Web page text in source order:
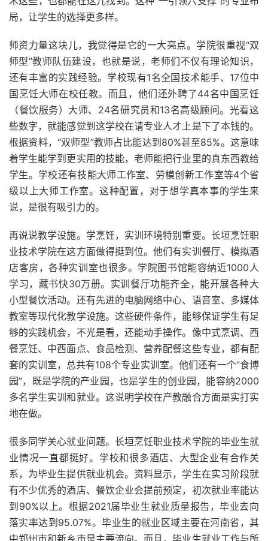
局，让学生的选择更多样。
师资力量这块儿，我觉得是它的一大亮点。学院很重视“双
师型”教师队伍建设，也就是说，老师们不仅有理论知识，
还有丰富的实践经验。学校现有1名全国技术能手、17位中
国烹饪大师在校任教。而且，他们还外聘了44名中国烹饪
（餐饮服务）大师、24名研究员和13名高级顾问。光看这
些数字，就能感觉到这学校在请专业人才上是下了本钱的。
根据资料，“双师型”教师占比能达到80%甚至85%。这意味
着学生能学到更实用的技能，老师能把行业里的真东西教给
学生。学校还有技能大师工作室、劳模创新工作室等4个省
级以上大师工作室。这种配置，对于想学真本事的学生来
说，是很有吸引力的。
再说说教学设施。学烹饪，实训环境特别重要。长垣烹饪职
业技术学院在这方面做得挺到位。他们有实训餐厅、模拟酒
店客房，各种实训室也很多。学院图书馆能容纳近1000人
学习，藏书快30万册。实训餐厅功能齐全，能开展各种大
小型餐饮活动。还有先进的电脑网络中心、语音室、多媒体
教室等现代化教学设施。这些硬件条件，能够保证学生有足
够的实践机会，不光是看，还能动手操作。像中式烹调、西
餐烹饪、中西面点、食品检测、营养配餐这些专业，都有配
套的实训室，总共有108个专业实训室。他们还有一个“食博
园”，既是学院的产业园，也是学生的创业园，能容纳2000
多名学生实训和就业。这说明学校在产教融合方面是实打实
地在做。
很多同学关心就业问题。长垣烹饪职业技术学院的毕业生就
业情况一直都挺好。学校和很多酒店、大型企业有合作关
系，为毕业生提供就业机会。资料显示，学生在实习阶段就
有不少优秀的酒店、餐饮企业会提前预定，初次就业率能达
到90%以上。根据2021届毕业生就业质量报告，毕业去向
落实率达到95.07%。毕业生的就业区域主要在河南省，其
中郑州市和新乡市是主要流向。而且，毕业生就业工作与所